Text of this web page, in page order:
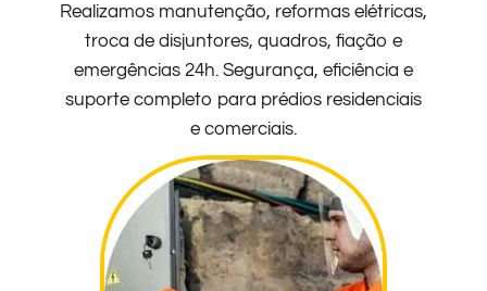
Realizamos manutenção, reformas elétricas,
troca de disjuntores, quadros, fiação e
emergências 24h. Segurança, eficiência e
suporte completo para prédios residenciais
e comerciais.